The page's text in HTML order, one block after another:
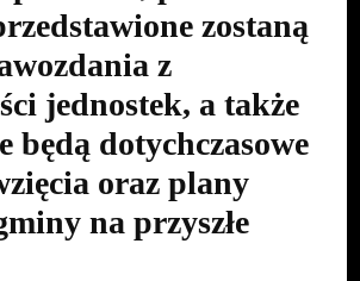
zostaną
z
jednostek, a także
będą dotychczasowe
oraz plany
na przyszłe